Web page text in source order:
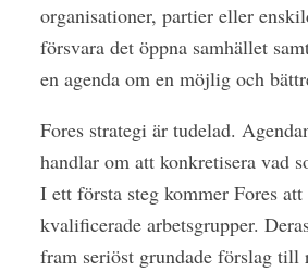
organisationer, partier eller
försvara det öppna samhället
en agenda om en möjlig och
Fores strategi är tudelad.
handlar om att konkretisera vad
I ett första steg kommer Fores
kvalificerade arbetsgrupper.
fram seriöst grundade förslag till